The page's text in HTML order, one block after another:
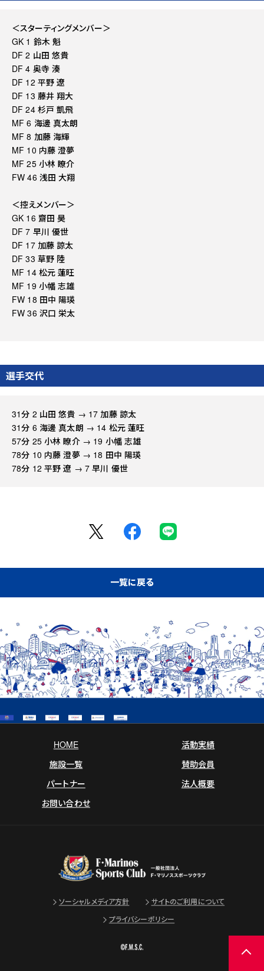
＜スターティングメンバー＞
GK 1 鈴木 魁
DF 2 山田 悠貴
DF 4 奥寺 湊
DF 12 平野 遼
DF 13 藤井 翔大
DF 24 杉戸 凱飛
MF 6 海邊 真太朗
MF 8 加藤 海輝
MF 10 内藤 澄夢
MF 25 小林 瞭介
FW 46 浅田 大翔
＜控えメンバー＞
GK 16 齋田 昊
DF 7 早川 優世
DF 17 加藤 諒太
DF 33 草野 陸
MF 14 松元 蓮旺
MF 19 小幡 志雄
FW 18 田中 陽瑛
FW 36 沢口 栄太
選手交代
31分 2 山田 悠貴 → 17 加藤 諒太
31分 6 海邊 真太朗 → 14 松元 蓮旺
57分 25 小林 瞭介 → 19 小幡 志雄
78分 10 内藤 澄夢 → 18 田中 陽瑛
78分 12 平野 遼 → 7 早川 優世
一覧に戻る
HOME
活動実績
施設一覧
賛助会員
パートナー
法人概要
お問い合わせ
ソーシャルメディア方針
サイトのご利用について
プライバシーポリシー